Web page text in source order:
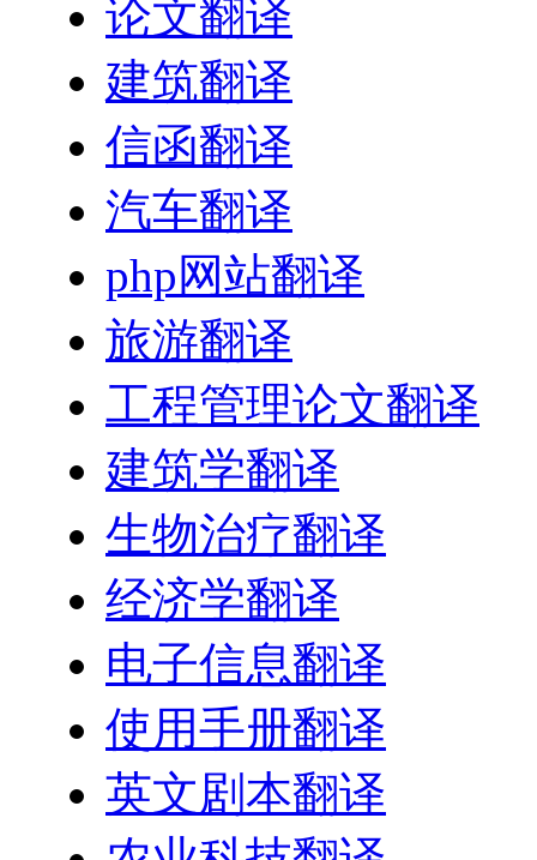
论文翻译
建筑翻译
信函翻译
汽车翻译
php网站翻译
旅游翻译
工程管理论文翻译
建筑学翻译
生物治疗翻译
经济学翻译
电子信息翻译
使用手册翻译
英文剧本翻译